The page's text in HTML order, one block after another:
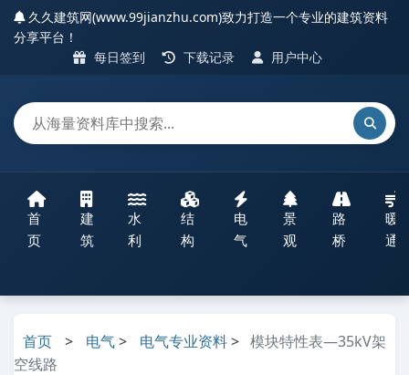
久久建筑网(www.99jianzhu.com)致力打造一个专业的建筑资料
分享平台！
每日签到
下载记录 用户中心
首
页
建
筑
水
利
结
构
电
气
景
观
路
桥
暖
通
首页 > 电气> 电气专业资料> 模块特性表—35kV架
空线路